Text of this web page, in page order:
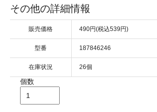
その他の詳細情報
販売価格 490円(税込539円)
型番 187846246
在庫状況 26個
個数